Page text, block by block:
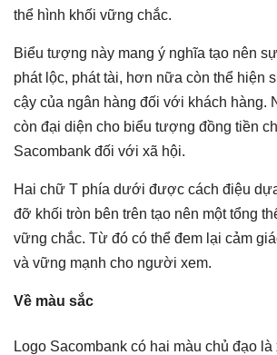
thể hình khối vững chắc.
Biểu tượng này mang ý nghĩa tạo nên
phát lộc, phát tài, hơn nữa còn thể hiện
cậy của ngân hàng đối với khách hàng.
còn đại diện cho biểu tượng đồng tiền
Sacombank đối với xã hội.
Hai chữ T phía dưới được cách điệu
đỡ khối tròn bên trên tạo nên một tổng
vững chắc. Từ đó có thể đem lại cảm
và vững mạnh cho người xem.
Về màu sắc
Logo Sacombank có hai màu chủ đạo